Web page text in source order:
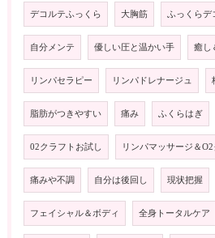
デコルテふっくら 大胸筋 ふっくらデ
自分メンテ 優しい圧と温かい手 癒し
リンパセラピー リンパドレナージュ
脂肪がつきやすい 痛み ふくらはぎ
02クラフトお試し リンパマッサージ＆O2
痛みや不調 自分は後回し 現状把握
フェイシャル＆ボディ 全身トータルケア